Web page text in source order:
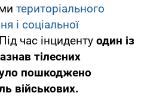
територіального
і соціальної
час інциденту один із
тілесних
пошкоджено
військових.